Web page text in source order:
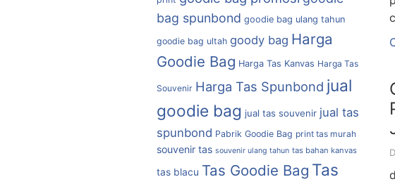
bag spunbond goodie bag ulang tahun
goodie bag ultah goody bag Harga
Goodie Bag Harga Tas Kanvas Harga Tas
Souvenir Harga Tas Spunbond jual
goodie bag jual tas souvenir jual tas
spunbond Pabrik Goodie Bag print tas murah
souvenir tas souvenir ulang tahun tas bahan kanvas
tas blacu Tas Goodie Bag Tas